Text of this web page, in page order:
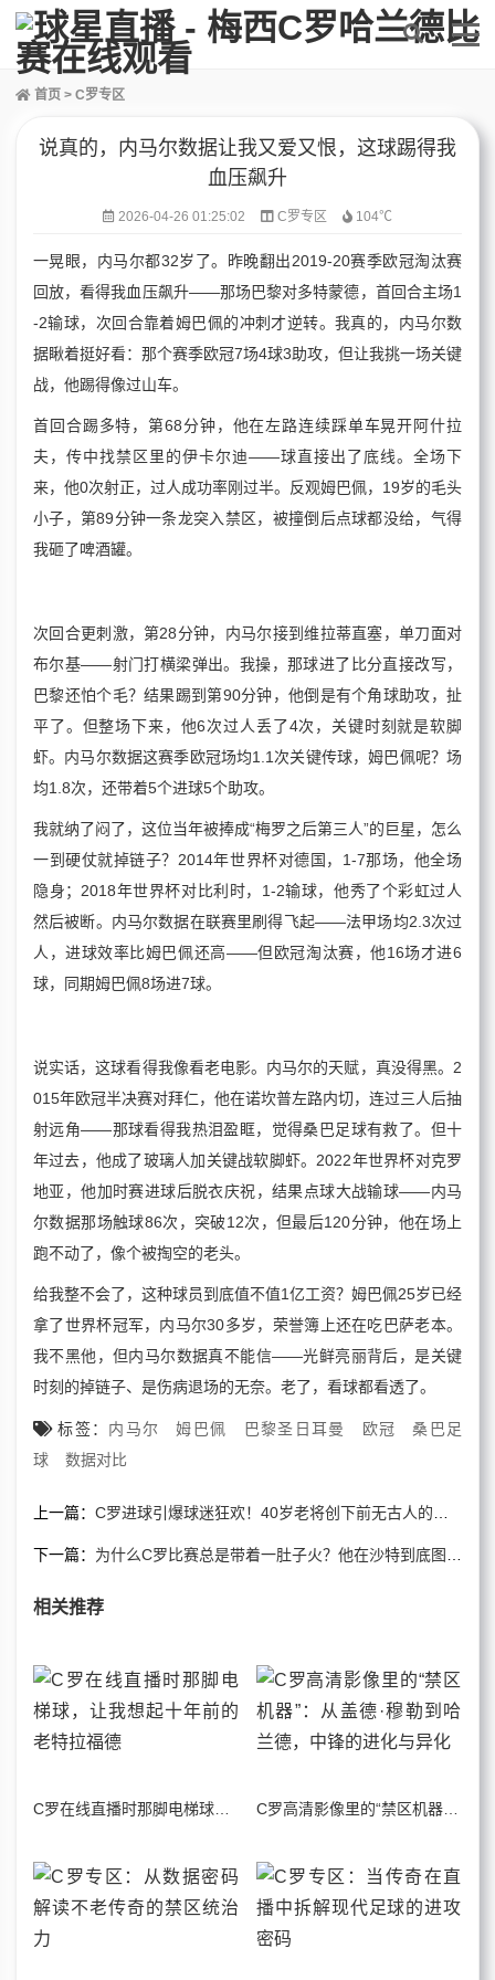
首页 > C罗专区
说真的，内马尔数据让我又爱又恨，这球踢得我
血压飙升
2026-04-26 01:25:02 C罗专区 104℃
一晃眼，内马尔都32岁了。昨晚翻出2019-20赛季欧冠淘汰赛
回放，看得我血压飙升——那场巴黎对多特蒙德，首回合主场1
-2输球，次回合靠着姆巴佩的冲刺才逆转。我真的，内马尔数
据瞅着挺好看：那个赛季欧冠7场4球3助攻，但让我挑一场关键
战，他踢得像过山车。
首回合踢多特，第68分钟，他在左路连续踩单车晃开阿什拉
夫，传中找禁区里的伊卡尔迪——球直接出了底线。全场下
来，他0次射正，过人成功率刚过半。反观姆巴佩，19岁的毛头
小子，第89分钟一条龙突入禁区，被撞倒后点球都没给，气得
我砸了啤酒罐。
次回合更刺激，第28分钟，内马尔接到维拉蒂直塞，单刀面对
布尔基——射门打横梁弹出。我操，那球进了比分直接改写，
巴黎还怕个毛？结果踢到第90分钟，他倒是有个角球助攻，扯
平了。但整场下来，他6次过人丢了4次，关键时刻就是软脚
虾。内马尔数据这赛季欧冠场均1.1次关键传球，姆巴佩呢？场
均1.8次，还带着5个进球5个助攻。
我就纳了闷了，这位当年被捧成“梅罗之后第三人”的巨星，怎么
一到硬仗就掉链子？2014年世界杯对德国，1-7那场，他全场
隐身；2018年世界杯对比利时，1-2输球，他秀了个彩虹过人
然后被断。内马尔数据在联赛里刷得飞起——法甲场均2.3次过
人，进球效率比姆巴佩还高——但欧冠淘汰赛，他16场才进6
球，同期姆巴佩8场进7球。
说实话，这球看得我像看老电影。内马尔的天赋，真没得黑。2
015年欧冠半决赛对拜仁，他在诺坎普左路内切，连过三人后抽
射远角——那球看得我热泪盈眶，觉得桑巴足球有救了。但十
年过去，他成了玻璃人加关键战软脚虾。2022年世界杯对克罗
地亚，他加时赛进球后脱衣庆祝，结果点球大战输球——内马
尔数据那场触球86次，突破12次，但最后120分钟，他在场上
跑不动了，像个被掏空的老头。
给我整不会了，这种球员到底值不值1亿工资？姆巴佩25岁已经
拿了世界杯冠军，内马尔30多岁，荣誉簿上还在吃巴萨老本。
我不黑他，但内马尔数据真不能信——光鲜亮丽背后，是关键
时刻的掉链子、是伤病退场的无奈。老了，看球都看透了。
标签： 内马尔 姆巴佩 巴黎圣日耳曼 欧冠
桑巴足
球
数据对比
上一篇： C罗进球引爆球迷狂欢！40岁老将创下前无古人的纪录
下一篇： 为什么C罗比赛总是带着一肚子火？他在沙特到底图啥？
相关推荐
C罗高清影像里的“禁区机器”：从盖德·穆勒到哈兰德，中锋的进化与异化